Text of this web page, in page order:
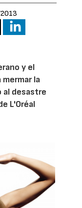
y el
la
al desastre
L'Oréal